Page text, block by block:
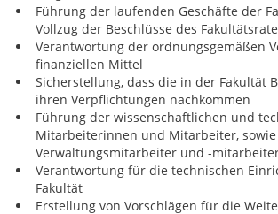
Führung der laufenden Geschäfte der
Vollzug der Beschlüsse des
Verantwortung der ordnungsgemäßen
finanziellen Mittel
Sicherstellung, dass die in der Fakultät
ihren Verpflichtungen nachkommen
Führung der wissenschaftlichen und
Mitarbeiterinnen und Mitarbeiter,
Verwaltungsmitarbeiter und -
Verantwortung für die technischen
Fakultät
Erstellung von Vorschlägen für die